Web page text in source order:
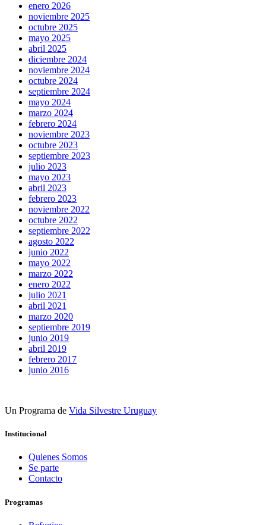
enero 2026
noviembre 2025
octubre 2025
mayo 2025
abril 2025
diciembre 2024
noviembre 2024
octubre 2024
septiembre 2024
mayo 2024
marzo 2024
febrero 2024
noviembre 2023
octubre 2023
septiembre 2023
julio 2023
mayo 2023
abril 2023
febrero 2023
noviembre 2022
octubre 2022
septiembre 2022
agosto 2022
junio 2022
mayo 2022
marzo 2022
enero 2022
julio 2021
abril 2021
marzo 2020
septiembre 2019
junio 2019
abril 2019
febrero 2017
junio 2016
Un Programa de Vida Silvestre Uruguay
Institucional
Quienes Somos
Se parte
Contacto
Programas